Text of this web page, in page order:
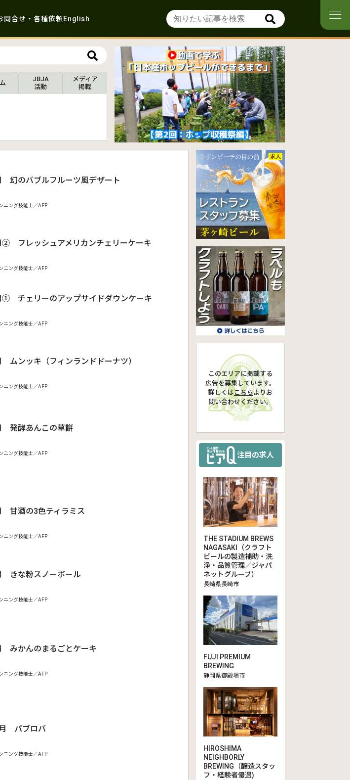
問合せ・各種依頼English
JBJA
活動
メディア
掲載
幻のバブルフルーツ風デザート
ニング技能士／AFP
② フレッシュアメリカンチェリーケーキ
ニング技能士／AFP
① チェリーのアップサイドダウンケーキ
ニング技能士／AFP
ムンッキ（フィンランドドーナツ）
ニング技能士／AFP
発酵あんこの草餅
ニング技能士／AFP
甘酒の3色ティラミス
ニング技能士／AFP
きな粉スノーボール
ニング技能士／AFP
みかんのまるごとケーキ
ニング技能士／AFP
月 パブロバ
ニング技能士／AFP
このエリアに掲載する
広告を募集しています。
詳しくは こちらより お
問い合わせください。
注目の求人
THE STADIUM BREWS
NAGASAKI（クラフト
ビールの製造補助・洗
浄・品質管理／ジャパ
ネットグループ）
長崎県長崎市
FUJI PREMIUM
BREWING
静岡県御殿場市
HIROSHIMA
NEIGHBORLY
BREWING（醸造スタッ
フ・経験者優遇)